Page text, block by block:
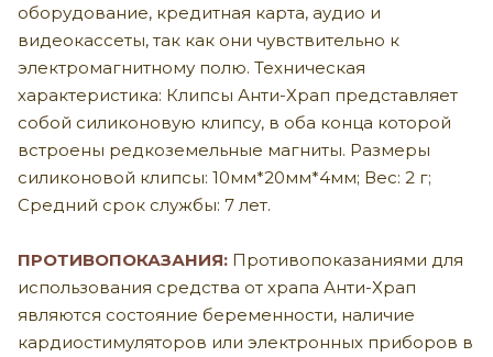
оборудование, кредитная карта, аудио и
видеокассеты, так как они чувствительно к
электромагнитному полю. Техническая
характеристика: Клипсы Анти-Храп представляет
собой силиконовую клипсу, в оба конца которой
встроены редкоземельные магниты. Размеры
силиконовой клипсы: 10мм*20мм*4мм; Вес: 2 г;
Средний срок службы: 7 лет.
ПРОТИВОПОКАЗАНИЯ: Противопоказаниями для
использования средства от храпа Анти-Храп
являются состояние беременности, наличие
кардиостимуляторов или электронных приборов в